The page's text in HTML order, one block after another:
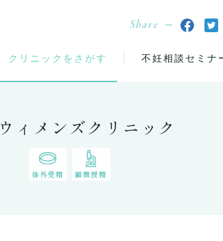
Share
クリニックをさがす 不妊相談セミナ
ィメンズクリニック
体外受精 顕微授精